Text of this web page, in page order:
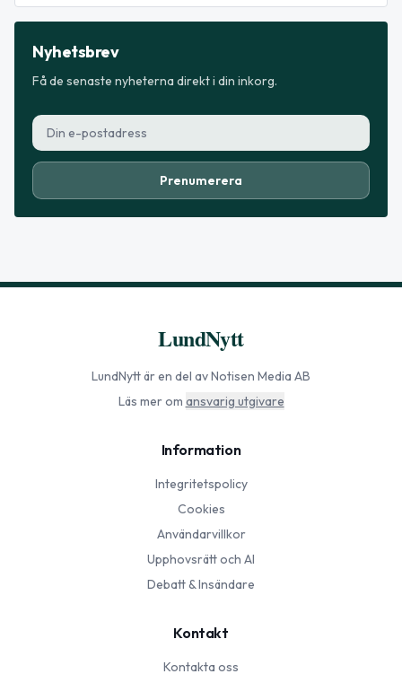
Nyhetsbrev
Få de senaste nyheterna direkt i din inkorg.
Prenumerera
LundNytt
LundNyttär en del av Notisen Media AB
Läs mer om ansvarig utgivare
Information
Integritetspolicy
Cookies
Användarvillkor
Upphovsrätt och AI
Debatt & Insändare
Kontakt
Kontakta oss